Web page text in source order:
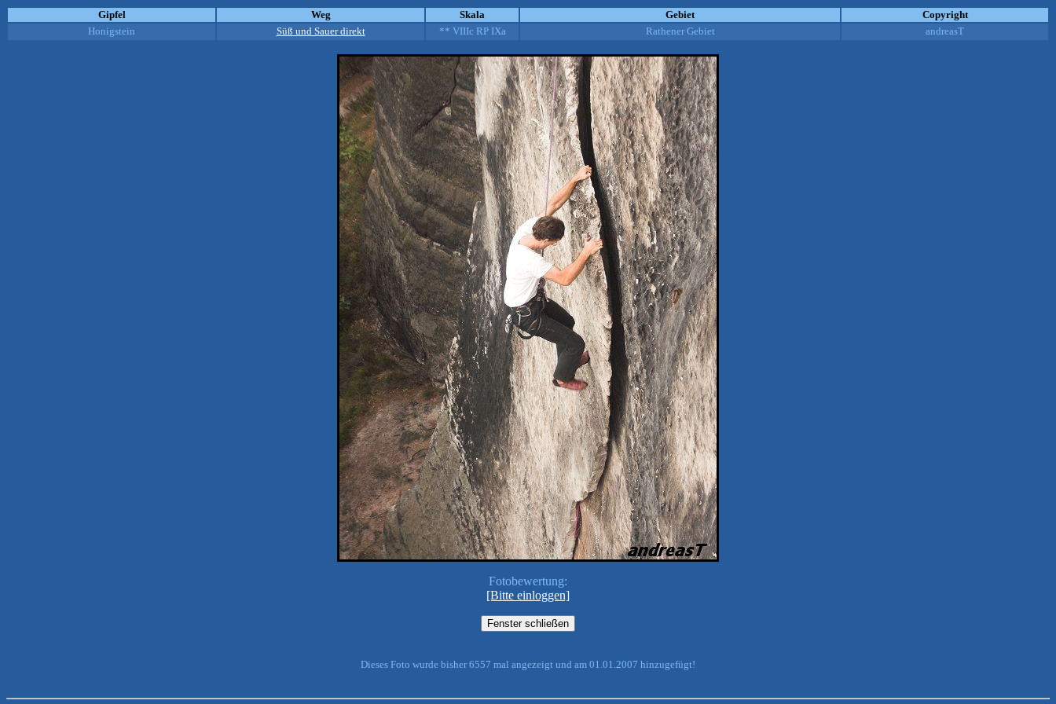
Gipfel Weg Skala Gebiet
Copyright
Honigstein
Süß und Sauer direkt ** VIIIc RP IXa Rathener Gebiet andreasT
Fotobewertung:
[Bitte einloggen]
Dieses Foto wurde bisher 6557 mal angezeigt und am 01.01.2007 hinzugefügt!